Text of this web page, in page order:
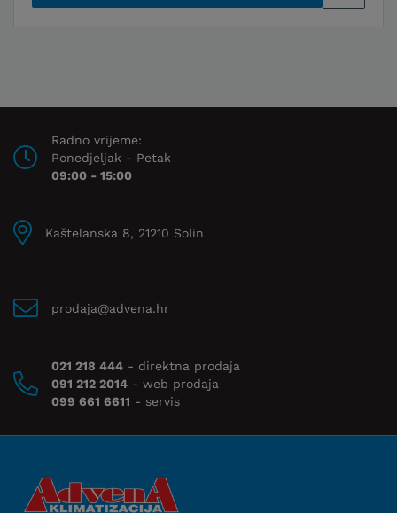
Radno vrijeme:
Ponedjeljak - Petak
09:00 - 15:00
Kaštelanska 8, 21210 Solin
prodaja@advena.hr
021 218 444 - direktna prodaja
091 212 2014 - web prodaja
099 661 6611 - servis